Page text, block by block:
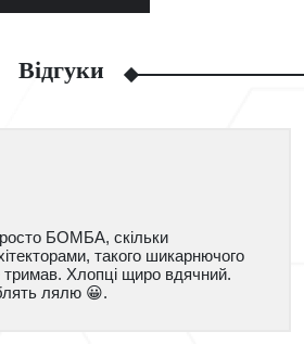
Відгуки
БОМБА, скільки
такого шикарнючого
тримав. Хлопці щиро вдячний.
лялю 😀.